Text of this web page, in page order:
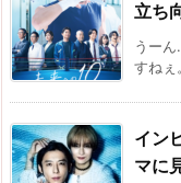
立ち
うー
すねぇ
イン
マに